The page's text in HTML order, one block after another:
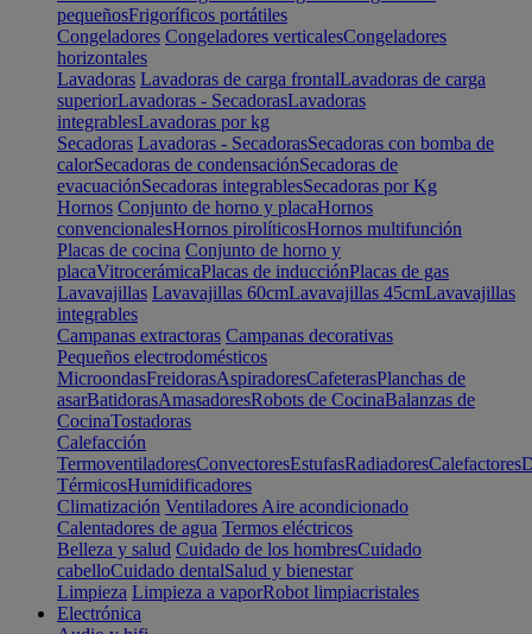
pequeñosFrigoríficos portátiles
Congeladores Congeladores verticalesCongeladores
horizontales
Lavadoras Lavadoras de carga frontalLavadoras de carga
superiorLavadoras - SecadorasLavadoras
integrablesLavadoras por kg
Secadoras Lavadoras - SecadorasSecadoras con bomba de
calorSecadoras de condensaciónSecadoras de
evacuaciónSecadoras integrablesSecadoras por Kg
Hornos Conjunto de horno y placaHornos
convencionalesHornos pirolíticosHornos multifunción
Placas de cocina Conjunto de horno y
placaVitrocerámicaPlacas de inducciónPlacas de gas
Lavavajillas Lavavajillas 60cmLavavajillas 45cmLavavajillas
integrables
Campanas extractoras Campanas decorativas
Pequeños electrodomésticos
MicroondasFreidorasAspiradoresCafeterasPlanchas de
asarBatidorasAmasadoresRobots de CocinaBalanzas de
CocinaTostadoras
Calefacción
TermoventiladoresConvectoresEstufasRadiadoresCalefactores
TérmicosHumidificadores
Climatización Ventiladores Aire acondicionado
Calentadores de agua Termos eléctricos
Belleza y salud Cuidado de los hombresCuidado
cabelloCuidado dentalSalud y bienestar
Limpieza Limpieza a vaporRobot limpiacristales
Electrónica